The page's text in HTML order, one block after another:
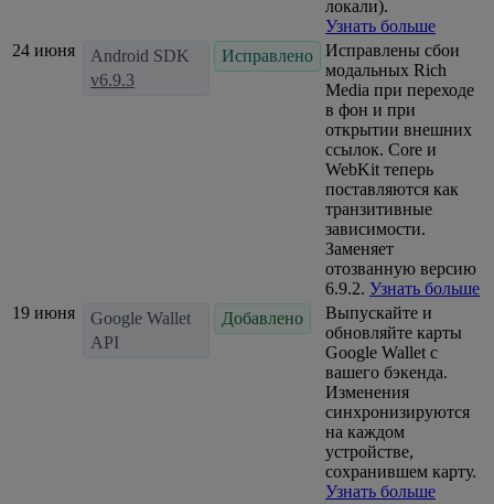
локали).
Узнать больше
24 июня
Android SDK
v6.9.3
Исправлено
Исправлены сбои
модальных Rich
Media при переходе
в фон и при
открытии внешних
ссылок. Core и
WebKit теперь
поставляются как
транзитивные
зависимости.
Заменяет
отозванную версию
6.9.2. Узнать больше
19 июня
Google Wallet
API
Добавлено
Выпускайте и
обновляйте карты
Google Wallet с
вашего бэкенда.
Изменения
синхронизируются
на каждом
устройстве,
сохранившем карту.
Узнать больше